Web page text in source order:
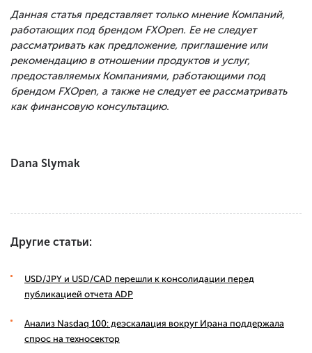
Данная статья представляет только мнение Компаний,
работающих под брендом FXOpen. Ее не следует
рассматривать как предложение, приглашение или
рекомендацию в отношении продуктов и услуг,
предоставляемых Компаниями, работающими под
брендом FXOpen, а также не следует ее рассматривать
как финансовую консультацию.
Dana Slymak
Другие статьи:
USD/JPY и USD/CAD перешли к консолидации перед
публикацией отчета ADP
Анализ Nasdaq 100: деэскалация вокруг Ирана поддержала
спрос на техносектор